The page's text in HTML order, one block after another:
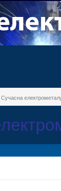
Сучасна